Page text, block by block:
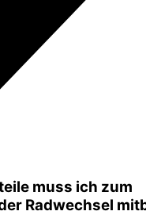
muss ich zum
Radwechsel